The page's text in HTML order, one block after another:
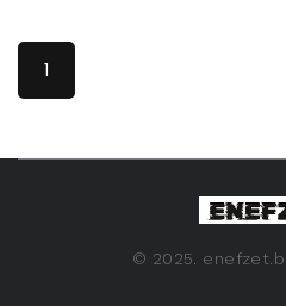
1
© 2025.